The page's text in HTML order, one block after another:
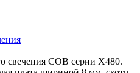
свечения COB серии X480.